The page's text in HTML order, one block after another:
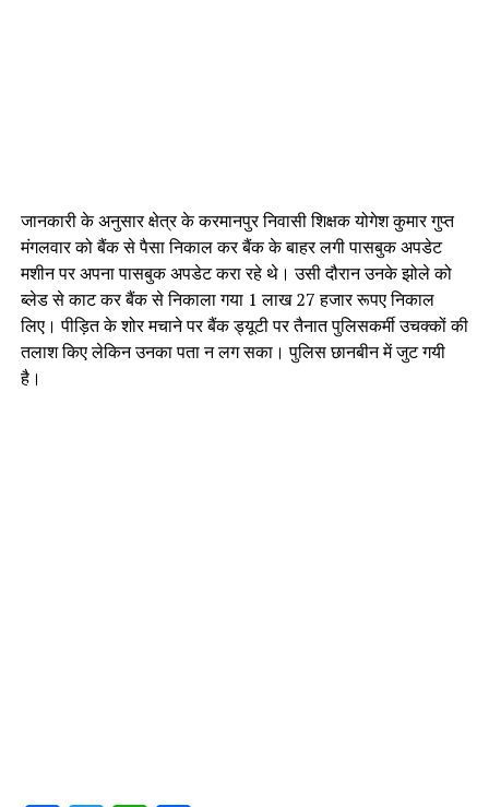
जानकारी के अनुसार क्षेत्र के करमानपुर निवासी शिक्षक योगेश कुमार गुप्त
मंगलवार को बैंक से पैसा निकाल कर बैंक के बाहर लगी पासबुक अपडेट
मशीन पर अपना पासबुक अपडेट करा रहे थे। उसी दौरान उनके झोले को
ब्लेड से काट कर बैंक से निकाला गया 1 लाख 27 हजार रूपए निकाल
लिए। पीड़ित के शोर मचाने पर बैंक ड्यूटी पर तैनात पुलिसकर्मी उचक्कों की
तलाश किए लेकिन उनका पता न लग सका। पुलिस छानबीन में जुट गयी
है।